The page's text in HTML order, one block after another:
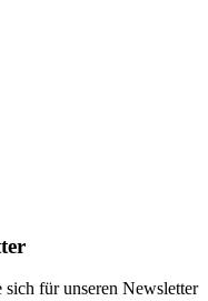
für unseren Newsletter